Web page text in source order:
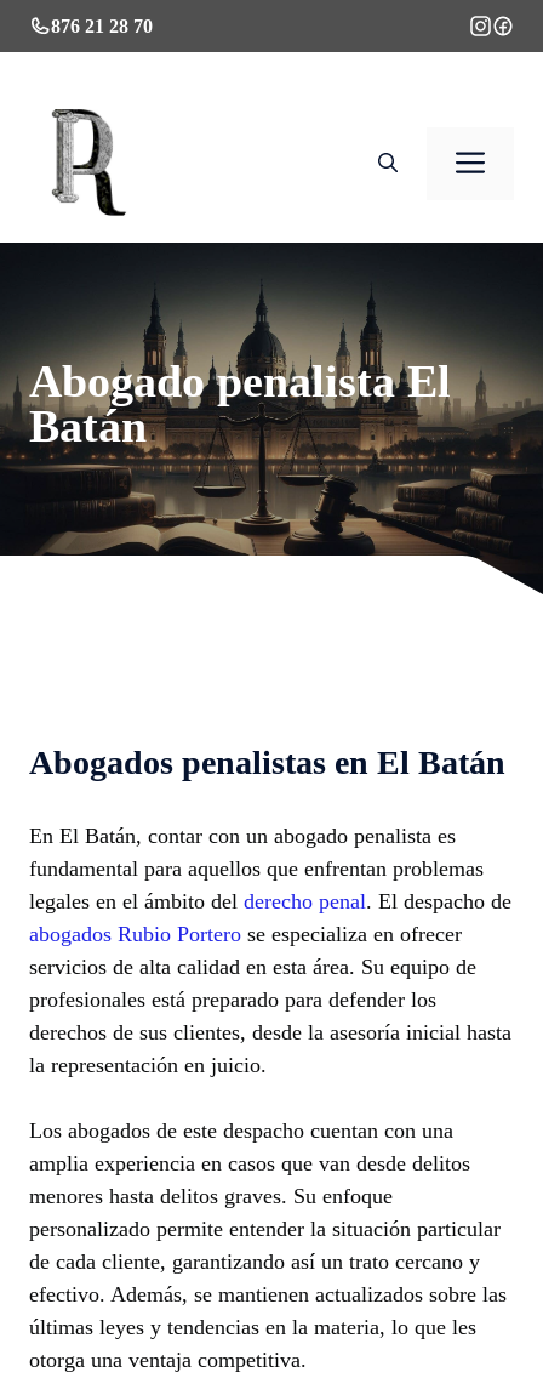
Saltar
al
876 21 28 70
Abogado penalista El
Batán
Abogados penalistas en El Batán
En El Batán, contar con un abogado penalista es
fundamental para aquellos que enfrentan problemas
legales en el ámbito del derecho penal. El despacho de
abogados Rubio Portero se especializa en ofrecer
servicios de alta calidad en esta área. Su equipo de
profesionales está preparado para defender los
derechos de sus clientes, desde la asesoría inicial hasta
la representación en juicio.
Los abogados de este despacho cuentan con una
amplia experiencia en casos que van desde delitos
menores hasta delitos graves. Su enfoque
personalizado permite entender la situación particular
de cada cliente, garantizando así un trato cercano y
efectivo. Además, se mantienen actualizados sobre las
últimas leyes y tendencias en la materia, lo que les
otorga una ventaja competitiva.